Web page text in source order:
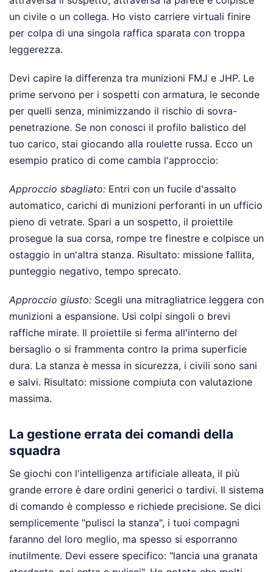
un civile o un collega. Ho visto carriere virtuali finire
per colpa di una singola raffica sparata con troppa
leggerezza.
Devi capire la differenza tra munizioni FMJ e JHP. Le
prime servono per i sospetti con armatura, le seconde
per quelli senza, minimizzando il rischio di sovra-
penetrazione. Se non conosci il profilo balistico del
tuo carico, stai giocando alla roulette russa. Ecco un
esempio pratico di come cambia l'approccio:
Approccio sbagliato: Entri con un fucile d'assalto
automatico, carichi di munizioni perforanti in un ufficio
pieno di vetrate. Spari a un sospetto, il proiettile
prosegue la sua corsa, rompe tre finestre e colpisce un
ostaggio in un'altra stanza. Risultato: missione fallita,
punteggio negativo, tempo sprecato.
Approccio giusto: Scegli una mitragliatrice leggera con
munizioni a espansione. Usi colpi singoli o brevi
raffiche mirate. Il proiettile si ferma all'interno del
bersaglio o si frammenta contro la prima superficie
dura. La stanza è messa in sicurezza, i civili sono sani
e salvi. Risultato: missione compiuta con valutazione
massima.
La gestione errata dei comandi della
squadra
Se giochi con l'intelligenza artificiale alleata, il più
grande errore è dare ordini generici o tardivi. Il sistema
di comando è complesso e richiede precisione. Se dici
semplicemente "pulisci la stanza", i tuoi compagni
faranno del loro meglio, ma spesso si esporranno
inutilmente. Devi essere specifico: "lancia una granata